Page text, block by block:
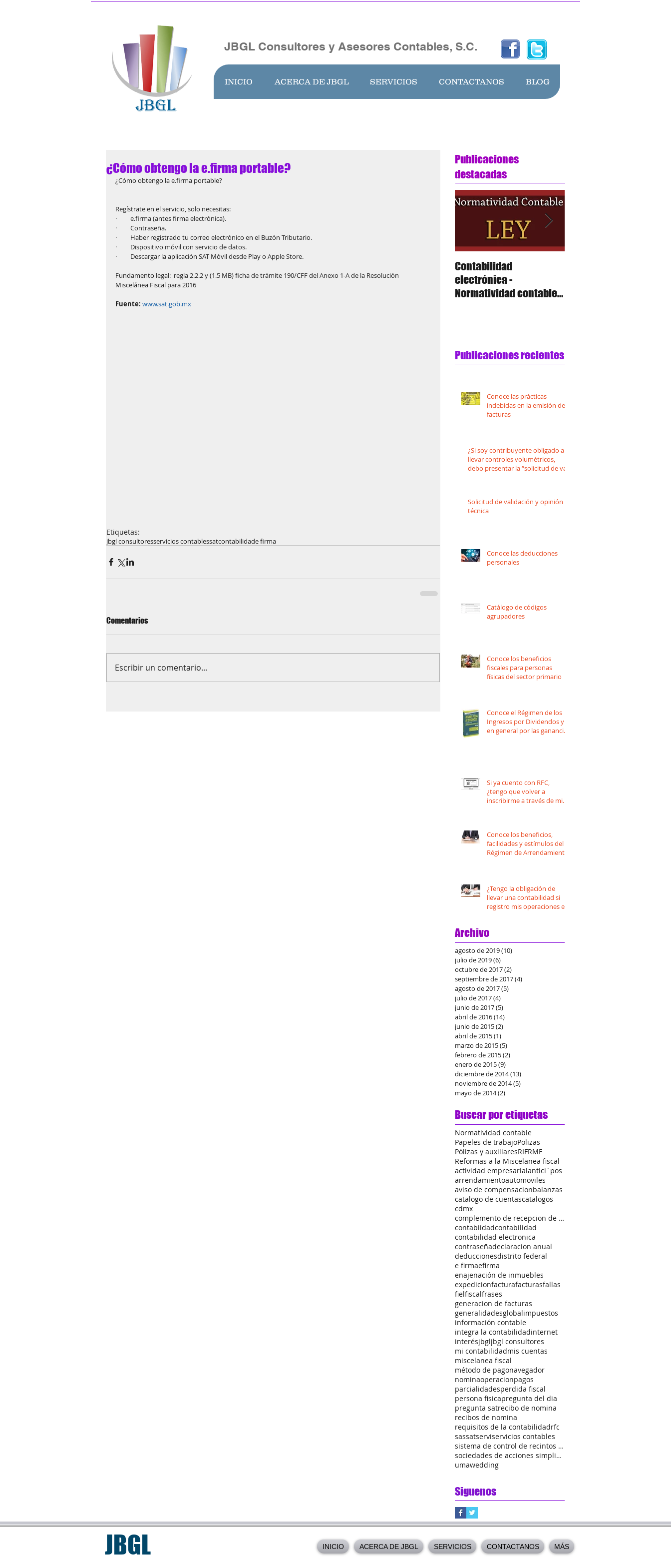
JBGL Consultores y Asesores Contables, S.C.
INICIO ACERCA DE JBGL SERVICIOS CONTACTANOS BLOG
¿Cómo obtengo la e.firma portable?
¿Cómo obtengo la e.firma portable?
Regístrate en el servicio, solo necesitas:
·         e.firma (antes firma electrónica).
·         Contraseña.
·         Haber registrado tu correo electrónico en el Buzón Tributario.
·         Dispositivo móvil con servicio de datos.
·         Descargar la aplicación SAT Móvil desde Play o Apple Store.
Fundamento legal:  regla 2.2.2 y (1.5 MB) ficha de trámite 190/CFF del Anexo 1-A de la Resolución
Miscelánea Fiscal para 2016
Fuente: www.sat.gob.mx
Etiquetas:
jbgl consultoresservicios contablessatcontabilidade firma
Comentarios
Escribir un comentario...
Publicaciones
destacadas
Contabilidad
electrónica -
Normatividad contable,
Publicaciones recientes
Conoce las prácticas
indebidas en la emisión de
facturas
¿Si soy contribuyente obligado a
llevar controles volumétricos,
debo presentar la “solicitud de vali
Solicitud de validación y opinión
técnica
Conoce las deducciones
personales
Catálogo de códigos
agrupadores
Conoce los beneficios
fiscales para personas
físicas del sector primario
Conoce el Régimen de los
Ingresos por Dividendos y
en general por las ganancias
Si ya cuento con RFC,
¿tengo que volver a
inscribirme a través de mi
Conoce los beneficios,
facilidades y estímulos del
Régimen de Arrendamiento
¿Tengo la obligación de
llevar una contabilidad si
registro mis operaciones en
Archivo
agosto de 2019(10)
julio de 2019(6)
octubre de 2017(2)
septiembre de 2017(4)
agosto de 2017(5)
julio de 2017(4)
junio de 2017(5)
abril de 2016(14)
junio de 2015(2)
abril de 2015(1)
marzo de 2015(5)
febrero de 2015(2)
enero de 2015(9)
diciembre de 2014(13)
noviembre de 2014(5)
mayo de 2014(2)
Buscar por etiquetas
Normatividad contable
Papeles de trabajoPolizas
Pólizas y auxiliaresRIFRMF
Reformas a la Miscelanea fiscal
actividad empresarialantici´pos
arrendamientoautomoviles
aviso de compensacionbalanzas
catalogo de cuentascatalogos
cdmx
complemento de recepcion de pagos
contabiidadcontabilidad
contabilidad electronica
contraseñadeclaracion anual
deduccionesdistrito federal
e firmaefirma
enajenación de inmuebles
expedicionfacturafacturasfallas
fielfiscalfrases
generacion de facturas
generalidadesglobalimpuestos
información contable
integra la contabilidadinternet
interésjbgljbgl consultores
mi contabilidadmis cuentas
miscelanea fiscal
método de pagonavegador
nominaoperacionpagos
parcialidadesperdida fiscal
persona fisicapregunta del dia
pregunta satrecibo de nomina
recibos de nomina
requisitos de la contabilidadrfc
sassatserviservicios contables
sistema de control de recintos fiscalizados
sociedades de acciones simplificadas
umawedding
Siguenos
​JBGL INICIO ACERCA DE JBGL SERVICIOS CONTACTANOS MÁS